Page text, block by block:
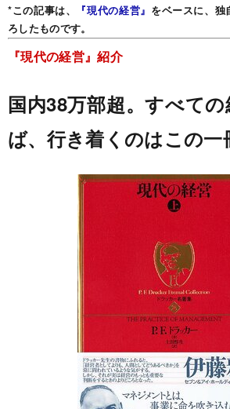
*この記事は、 『現代の経営』 をベースに、独
ろしたものです。
『現代の経営』紹介
国内38万部超。すべて
ば、行き着くのはこの一